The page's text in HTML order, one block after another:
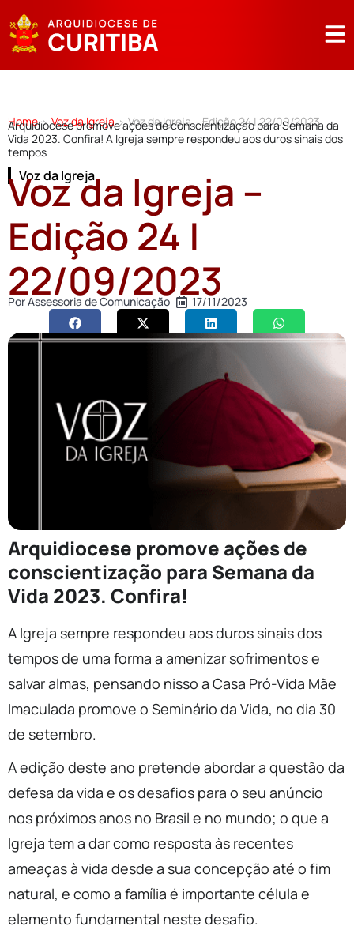
Home > Voz da Igreja > Voz da Igreja – Edição 24 | 22/09/2023
Arquidiocese promove ações de conscientização para Semana da
Vida 2023. Confira! A Igreja sempre respondeu aos duros sinais dos
tempos
Voz da Igreja
Voz da Igreja –
Edição 24 |
22/09/2023
PorAssessoria de Comunicação 17/11/2023
Arquidiocese promove ações de
conscientização para Semana da
Vida 2023. Confira!
A Igreja sempre respondeu aos duros sinais dos
tempos de uma forma a amenizar sofrimentos e
salvar almas, pensando nisso a Casa Pró-Vida Mãe
Imaculada promove o Seminário da Vida, no dia 30
de setembro.
A edição deste ano pretende abordar a questão da
defesa da vida e os desafios para o seu anúncio
nos próximos anos no Brasil e no mundo; o que a
Igreja tem a dar como resposta às recentes
ameaças à vida desde a sua concepção até o fim
natural, e como a família é importante célula e
elemento fundamental neste desafio.